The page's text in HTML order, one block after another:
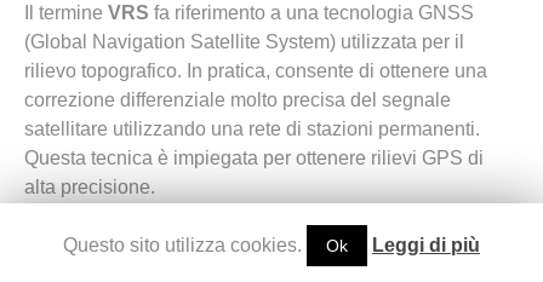
Il termine VRS fa riferimento a una tecnologia GNSS
(Global Navigation Satellite System) utilizzata per il
rilievo topografico. In pratica, consente di ottenere una
correzione differenziale molto precisa del segnale
satellitare utilizzando una rete di stazioni permanenti.
Questa tecnica è impiegata per ottenere rilievi GPS di
alta precisione.
Se questa opzione è selezionata una nota VRS è
aggiunta alla riga 1 della baseline.
Questo sito utilizza cookies. Ok Leggi di più